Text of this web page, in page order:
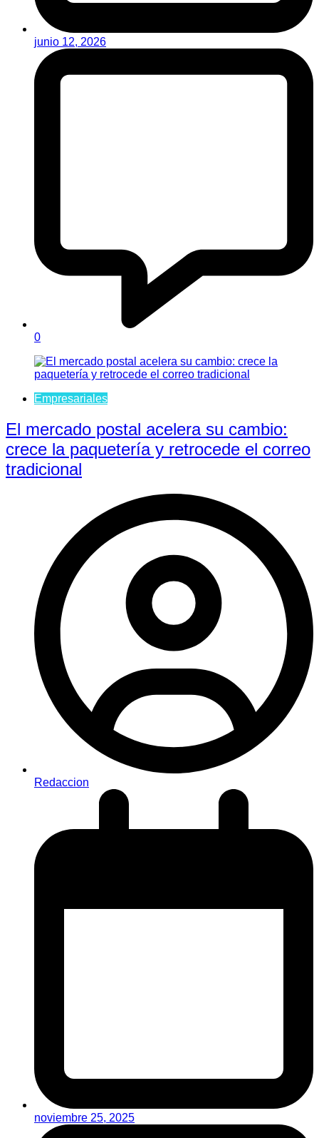
junio 12, 2026
0
Empresariales
El mercado postal acelera su cambio:
crece la paquetería y retrocede el correo
tradicional
Redaccion
noviembre 25, 2025